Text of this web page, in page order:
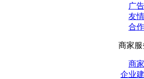
广
友
合
商家服
商
企业